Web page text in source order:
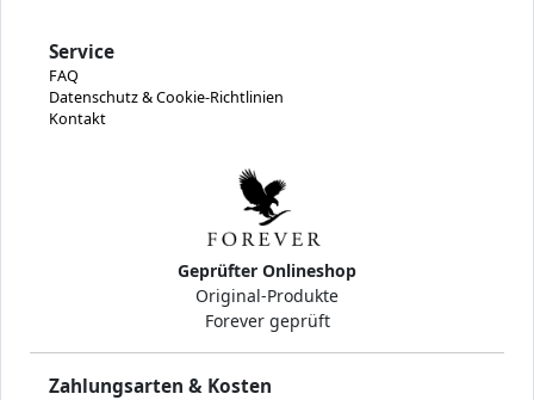
Service
FAQ
Datenschutz & Cookie-Richtlinien
Kontakt
Geprüfter Onlineshop
Original-Produkte
Forever geprüft
Zahlungsarten & Kosten